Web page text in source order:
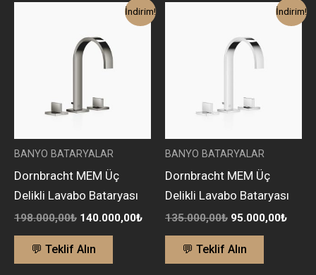
İndirim!
BANYO BATARYALAR
Dornbracht MEM Üç
Delikli Lavabo Bataryası
198.000,00₺
198.000,00₺.
140.000,00₺
Şu
andaki
💬 Teklif Alın
İndirim!
BANYO BATARYALAR
Dornbracht MEM Üç
Delikli Lavabo Bataryası
135.000,00₺ 95.000,00₺
Şu
💬 Teklif Alın